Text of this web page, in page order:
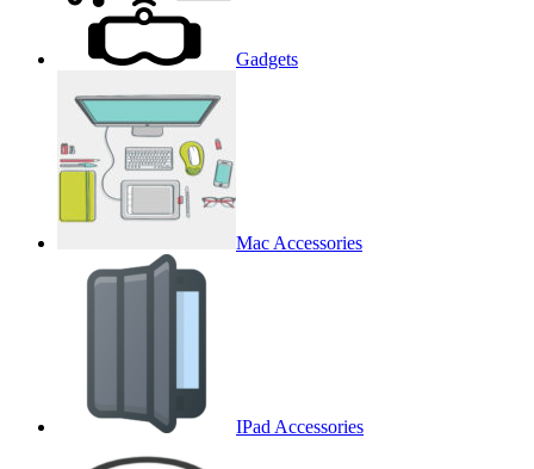
Gadgets
Mac Accessories
IPad Accessories